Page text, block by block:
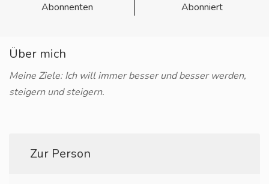
Abonnenten
Abonniert
Über mich
Meine Ziele: Ich will immer besser und besser werden,
steigern und steigern.
Zur Person